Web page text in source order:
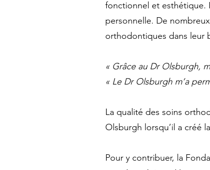
fonctionnel et esthétique.
personnelle. De
orthodontiques dans leur
« Grâce au Dr Olsburgh,
« Le Dr Olsburgh m’a
La qualité des soins
Olsburgh lorsqu’il a créé
Pour y contribuer, la